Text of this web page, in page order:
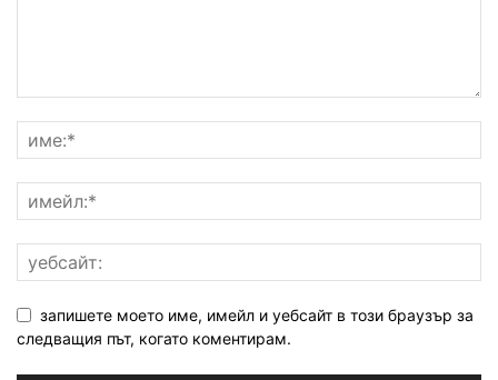
запишете моето име, имейл и уебсайт в този браузър за
следващия път, когато коментирам.